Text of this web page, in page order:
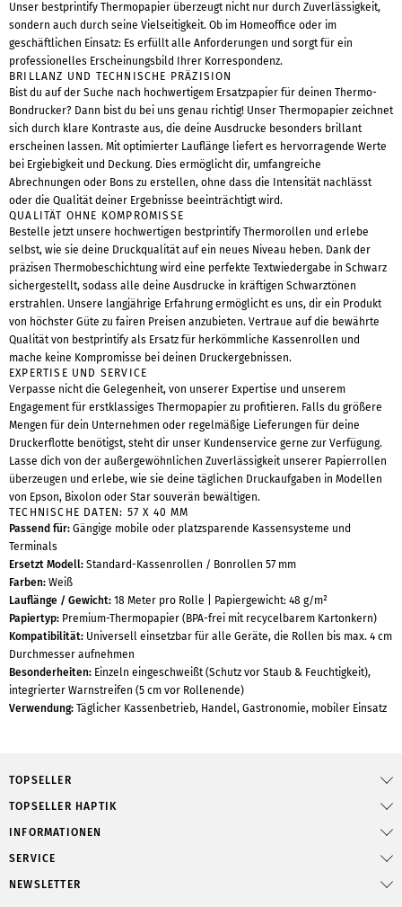
Unser bestprintify Thermopapier überzeugt nicht nur durch Zuverlässigkeit,
sondern auch durch seine Vielseitigkeit. Ob im Homeoffice oder im
geschäftlichen Einsatz: Es erfüllt alle Anforderungen und sorgt für ein
professionelles Erscheinungsbild Ihrer Korrespondenz.
BRILLANZ UND TECHNISCHE PRÄZISION
Bist du auf der Suche nach hochwertigem Ersatzpapier für deinen Thermo-
Bondrucker? Dann bist du bei uns genau richtig! Unser Thermopapier zeichnet
sich durch klare Kontraste aus, die deine Ausdrucke besonders brillant
erscheinen lassen. Mit optimierter Lauflänge liefert es hervorragende Werte
bei Ergiebigkeit und Deckung. Dies ermöglicht dir, umfangreiche
Abrechnungen oder Bons zu erstellen, ohne dass die Intensität nachlässt
oder die Qualität deiner Ergebnisse beeinträchtigt wird.
QUALITÄT OHNE KOMPROMISSE
Bestelle jetzt unsere hochwertigen bestprintify Thermorollen und erlebe
selbst, wie sie deine Druckqualität auf ein neues Niveau heben. Dank der
präzisen Thermobeschichtung wird eine perfekte Textwiedergabe in Schwarz
sichergestellt, sodass alle deine Ausdrucke in kräftigen Schwarztönen
erstrahlen. Unsere langjährige Erfahrung ermöglicht es uns, dir ein Produkt
von höchster Güte zu fairen Preisen anzubieten. Vertraue auf die bewährte
Qualität von bestprintify als Ersatz für herkömmliche Kassenrollen und
mache keine Kompromisse bei deinen Druckergebnissen.
EXPERTISE UND SERVICE
Verpasse nicht die Gelegenheit, von unserer Expertise und unserem
Engagement für erstklassiges Thermopapier zu profitieren. Falls du größere
Mengen für dein Unternehmen oder regelmäßige Lieferungen für deine
Druckerflotte benötigst, steht dir unser Kundenservice gerne zur Verfügung.
Lasse dich von der außergewöhnlichen Zuverlässigkeit unserer Papierrollen
überzeugen und erlebe, wie sie deine täglichen Druckaufgaben in Modellen
von Epson, Bixolon oder Star souverän bewältigen.
TECHNISCHE DATEN: 57 X 40 MM
Passend für: Gängige mobile oder platzsparende Kassensysteme und
Terminals
Ersetzt Modell: Standard-Kassenrollen / Bonrollen 57 mm
Farben: Weiß
Lauflänge / Gewicht: 18 Meter pro Rolle | Papiergewicht: 48 g/m²
Papiertyp: Premium-Thermopapier (BPA-frei mit recycelbarem Kartonkern)
Kompatibilität: Universell einsetzbar für alle Geräte, die Rollen bis max. 4 cm
Durchmesser aufnehmen
Besonderheiten: Einzeln eingeschweißt (Schutz vor Staub & Feuchtigkeit),
integrierter Warnstreifen (5 cm vor Rollenende)
Verwendung: Täglicher Kassenbetrieb, Handel, Gastronomie, mobiler Einsatz
TOPSELLER
TOPSELLER HAPTIK
INFORMATIONEN
SERVICE
NEWSLETTER